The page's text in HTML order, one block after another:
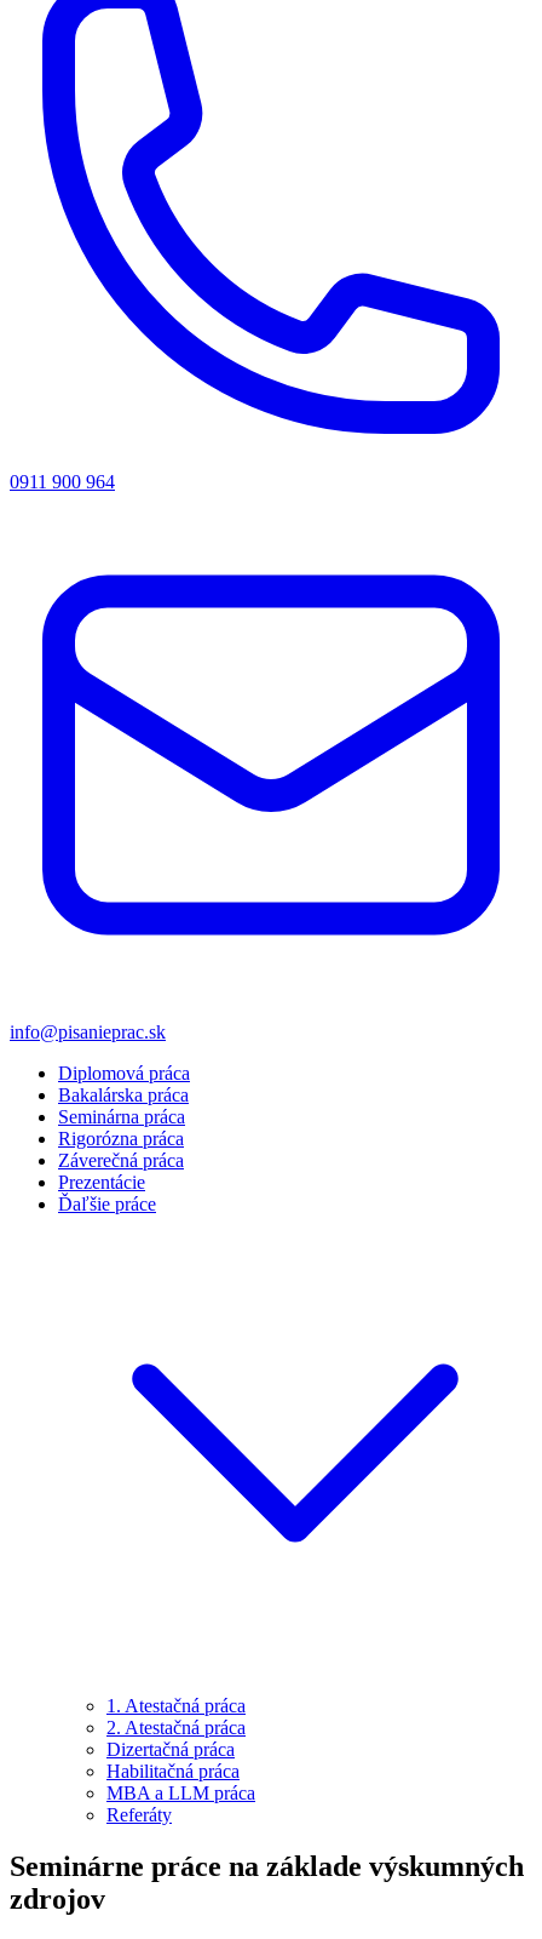
0911 900 964
info@pisanieprac.sk
Diplomová práca
Bakalárska práca
Seminárna práca
Rigorózna práca
Záverečná práca
Prezentácie
Ďaľšie práce
1. Atestačná práca
2. Atestačná práca
Dizertačná práca
Habilitačná práca
MBA a LLM práca
Referáty
Seminárne práce na základe výskumných
zdrojov